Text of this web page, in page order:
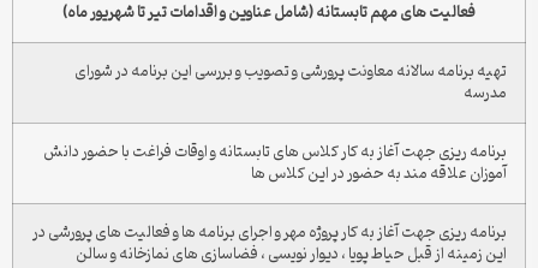
فعالیت های مهم تابستانه (شامل عناوین و اقدامات تیر تا شهریور ماه)
تهیه برنامه سالانه معاونت پرورشی و تصویب و بررسی این برنامه در شورای
مدرسه
برنامه ریزی جهت آغاز به کار کلاس های تابستانه و اوقات فراغت با حضور دانش
آموزان علاقه مند به حضور در این کلاس ها
برنامه ریزی جهت آغاز به کار پروژه مهر و اجرای برنامه ها و فعالیت های پرورشی در
این زمینه از قبل حیاط پویا ، دیوار نویسی ، فضاسازی های نمازخانه و سالن